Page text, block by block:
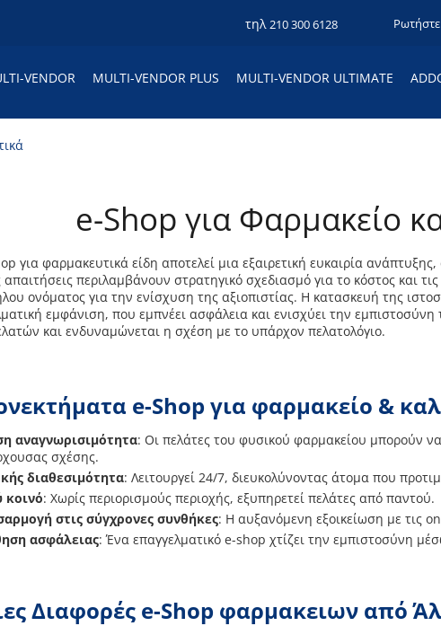
τηλ210 300 6128
VENDOR MULTI-VENDOR PLUS MULTI-VENDOR ULTIMATE
e-Shop για Φαρμακείο
για φαρμακευτικά είδη αποτελεί μια εξαιρετική ευκαιρία
απαιτήσεις περιλαμβάνουν στρατηγικό σχεδιασμό για το κόστος και
ονόματος για την ενίσχυση της αξιοπιστίας. Η κατασκευή της
εμφάνιση, που εμπνέει ασφάλεια και ενισχύει την
και ενδυναμώνεται η σχέση με το υπάρχον πελατολόγιο.
e-Shop για φαρμακείο &
αναγνωρισιμότητα: Οι πελάτες του φυσικού φαρμακείου μπορούν
σχέσης.
διαθεσιμότητα: Λειτουργεί 24/7, διευκολύνοντας άτομα που
κοινό: Χωρίς περιορισμούς περιοχής, εξυπηρετεί πελάτες από παντού.
στις σύγχρονες συνθήκες: Η αυξανόμενη εξοικείωση με τις
ασφάλειας: Ένα επαγγελματικό e-shop χτίζει την εμπιστοσύνη
Διαφορές e-Shop φαρμακειων από